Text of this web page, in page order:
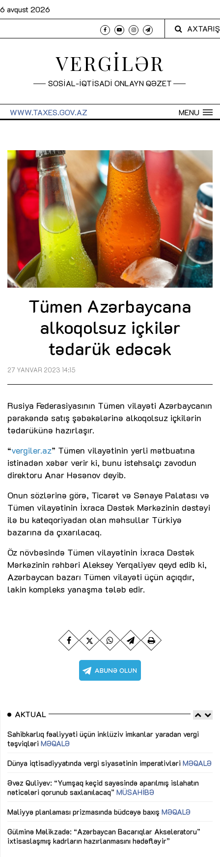
6 avqust 2026
AXTARIŞ
VERGİLƏR
SOSİAL-İQTİSADİ ONLAYN QƏZET
MENU
WWW.TAXES.GOV.AZ
Tümen Azərbaycana
alkoqolsuz içkilər
tədarük edəcək
27 YANVAR 2023 14:15
Rusiya Federasiyasının Tümen vilayəti Azərbaycanın
pərakəndə satış şəbəkələrinə alkoqolsuz içkilərin
tədarükünə hazırlaşır.
“vergiler.az” Tümen vilayətinin yerli mətbuatına
istinadən xəbər verir ki, bunu istehsalçı zavodun
direktoru Anar Həsənov deyib.
Onun sözlərinə görə, Ticarət və Sənaye Palatası və
Tümen vilayətinin İxraca Dəstək Mərkəzinin dəstəyi
ilə bu kateqoriyadan olan məhsullar Türkiyə
bazarına da çıxarılacaq.
Öz növbəsində Tümen vilayətinin İxraca Dəstək
Mərkəzinin rəhbəri Aleksey Yerqaliyev qeyd edib ki,
Azərbaycan bazarı Tümen vilayəti üçün açıqdır,
lakin kompleks yanaşma tələb edir.
AKTUAL
Sahibkarlıq fəaliyyəti üçün inklüziv imkanlar yaradan vergi
təşviqləri MƏQALƏ
Dünya iqtisadiyyatında vergi siyasətinin imperativləri MƏQALƏ
Əvəz Quliyev: “Yumşaq keçid sayəsində aparılmış islahatın
nəticələri qorunub saxlanılacaq” MÜSAHİBƏ
Maliyyə planlaması prizmasında büdcəyə baxış MƏQALƏ
Gülminə Məlikzadə: “Azərbaycan Bacarıqlar Akseleratoru”
ixtisaslaşmış kadrların hazırlanmasını hədəfləyir”